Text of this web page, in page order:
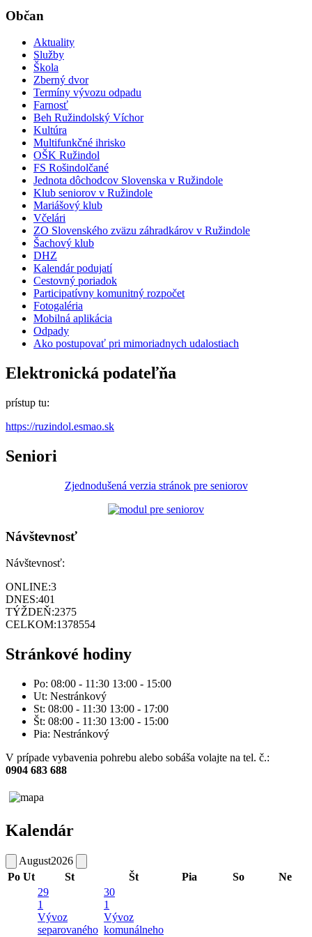
Občan
Aktuality
Služby
Škola
Zberný dvor
Termíny vývozu odpadu
Farnosť
Beh Ružindolský Víchor
Kultúra
Multifunkčné ihrisko
OŠK Ružindol
FS Rošindolčané
Jednota dôchodcov Slovenska v Ružindole
Klub seniorov v Ružindole
Mariášový klub
Včelári
ZO Slovenského zväzu záhradkárov v Ružindole
Šachový klub
DHZ
Kalendár podujatí
Cestovný poriadok
Participatívny komunitný rozpočet
Fotogaléria
Mobilná aplikácia
Odpady
Ako postupovať pri mimoriadnych udalostiach
Elektronická podateľňa
prístup tu:
https://ruzindol.esmao.sk
Seniori
Zjednodušená verzia stránok pre seniorov
Návštevnosť
Návštevnosť:
ONLINE:3
DNES:401
TÝŽDEŇ:2375
CELKOM:1378554
Stránkové hodiny
Po: 08:00 - 11:30 13:00 - 15:00
Ut: Nestránkový
St: 08:00 - 11:30 13:00 - 17:00
Št: 08:00 - 11:30 13:00 - 15:00
Pia: Nestránkový
V prípade vybavenia pohrebu alebo sobáša volajte na tel. č.:
0904 683 688
Kalendár
August2026
Po Ut St Št Pia So Ne
29
1
Vývoz
separovaného
30
1
Vývoz
komunálneho